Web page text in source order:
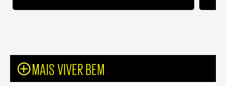
MAIS VIVER BEM